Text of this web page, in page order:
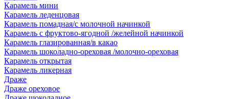
Карамель мини
Карамель леденцовая
Карамель помадная/с молочной начинкой
Карамель с фруктово-ягодной /желейной начинкой
Карамель глазированная/в какао
Карамель шоколадно-ореховая /молочно-ореховая
Карамель открытая
Карамель ликерная
Драже
Драже ореховое